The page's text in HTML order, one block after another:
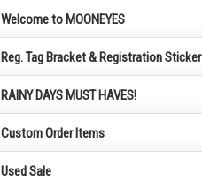
Welcome to MOONEYES
Reg. Tag Bracket & Registration Sticker
RAINY DAYS MUST HAVES!
Custom Order Items
Used Sale